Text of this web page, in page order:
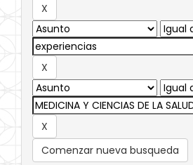
Comenzar nueva busqueda